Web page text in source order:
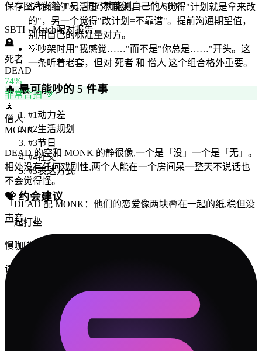
💡你们的"灵活度"不同步。一个人觉得"计划就是拿来改
的"，另一个觉得"改计划=不靠谱"。提前沟通期望值，
别用自己的标准量对方。
💡吵架时用"我感觉……"而不是"你总是……"开头。这
一条听着老套，但对 死者 和 僧人 这个组合格外重要。
🔥最可能吵的 5 件事
#1动力差
#2生活规划
#3节日
#4社交
#5表达方式
💝约会建议
一起打坐
慢咖啡馆
读同一本书
冲突解决指南
你们最大的冲突源是「自我清晰度」维度。不是谁对
谁错，是两个人的出厂设置差太远。接受差异是第一
保存图片发给 TA，扫码就能测自己的 SBTI
SBTI · Match配对报告
🪦
死者
DEAD
74%
非常合拍 💚
🧘
僧人
MONK
DEAD 的空和 MONK 的静很像,一个是「没」一个是「无」。
相处没有任何戏剧性,两个人能在一个房间呆一整天不说话也
不会觉得怪。
「 DEAD 配 MONK：他们的恋爱像两块叠在一起的纸,稳但没
声音。」